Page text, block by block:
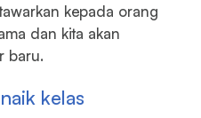
kepada orang
dan kita akan
baru.
kelas